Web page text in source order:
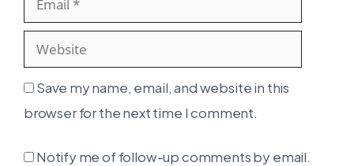
Save my name, email, and website in this
browser for the next time I comment.
Notify me of follow-up comments by email.